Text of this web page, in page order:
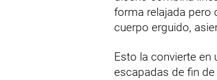
forma relajada pero
cuerpo erguido,
Esto la convierte
escapadas de fin